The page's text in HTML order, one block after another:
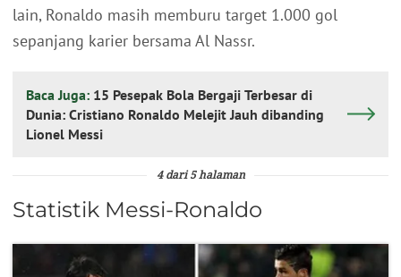
lain, Ronaldo masih memburu target 1.000 gol
sepanjang karier bersama Al Nassr.
Baca Juga: 15 Pesepak Bola Bergaji Terbesar di
Dunia: Cristiano Ronaldo Melejit Jauh dibanding
Lionel Messi
4 dari 5 halaman
Statistik Messi-Ronaldo